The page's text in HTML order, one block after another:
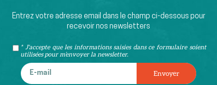
Entrez votre adresse email dans le champ ci-dessous pour
recevoir nos newsletters
* J'accepte que les informations saisies dans ce formulaire soient
utilisées pour m’envoyer la newsletter.